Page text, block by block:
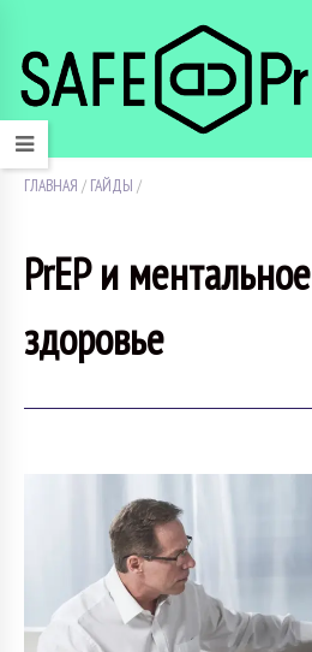
ГЛАВНАЯ / ГАЙДЫ /
PrEP и ментальное
здоровье